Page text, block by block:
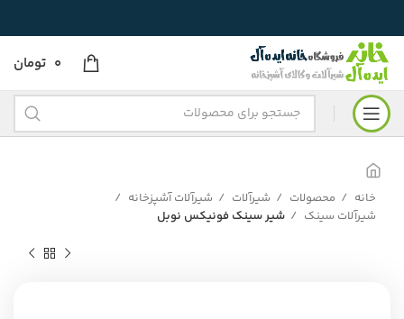
0 تومان
خانه محصولات شیرآلات
شیرآلات آشپزخانه
شیرآلات سینک
شیر سینک فونیکس نوبل